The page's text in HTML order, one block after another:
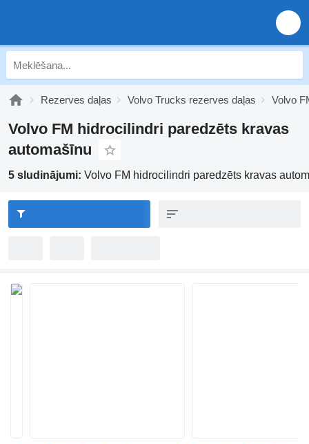
Rezerves daļas Volvo Trucks rezerves daļas Volvo
Volvo FM hidrocilindri paredzēts kravas
automašīnu
5 sludinājumi: Volvo FM hidrocilindri paredzēts kravas